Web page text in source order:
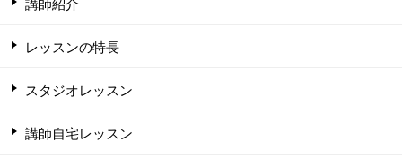
レッスンの特長
スタジオレッスン
講師自宅レッスン